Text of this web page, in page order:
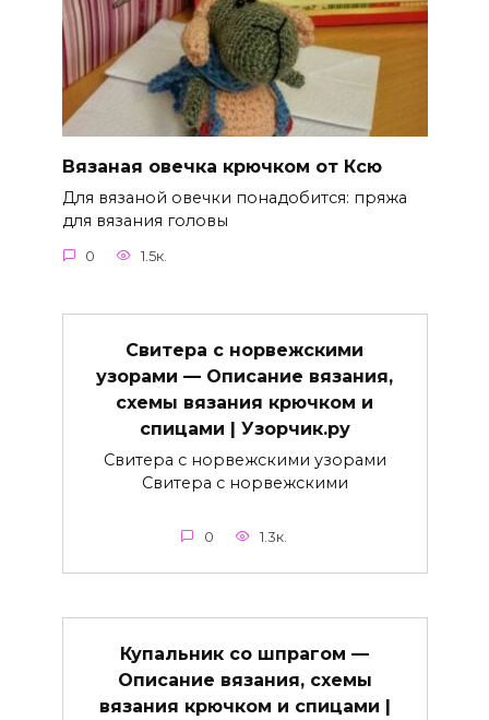
Вязаная овечка крючком от Ксю
Для вязаной овечки понадобится: пряжа
для вязания головы
0 1.5к.
Свитера с норвежскими
узорами — Описание вязания,
схемы вязания крючком и
спицами | Узорчик.ру
Свитера с норвежскими узорами
Свитера с норвежскими
0 1.3к.
Купальник со шпрагом —
Описание вязания, схемы
вязания крючком и спицами |